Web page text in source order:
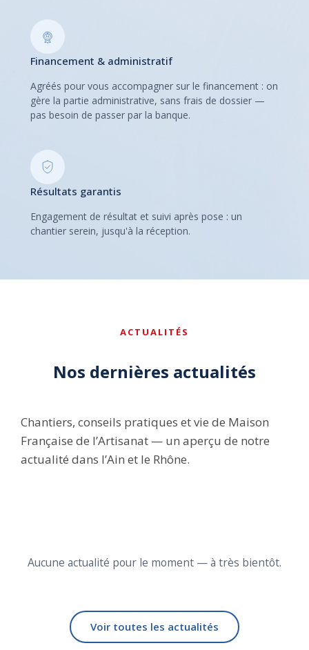
Financement & administratif
Agréés pour vous accompagner sur le financement : on
gère la partie administrative, sans frais de dossier —
pas besoin de passer par la banque.
Résultats garantis
Engagement de résultat et suivi après pose : un
chantier serein, jusqu'à la réception.
ACTUALITÉS
Nos dernières actualités
Chantiers, conseils pratiques et vie de Maison
Française de l’Artisanat — un aperçu de notre
actualité dans l’Ain et le Rhône.
Aucune actualité pour le moment — à très bientôt.
Voir toutes les actualités